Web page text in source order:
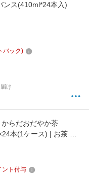
ンス(410ml*24本入)
バック)
け
からだおだやか茶
本(1ケース) | お茶 緑
GABA 記憶力 血圧 無
カコーラ からだおだや
とめ買い 備蓄 ふるさと
ント付与